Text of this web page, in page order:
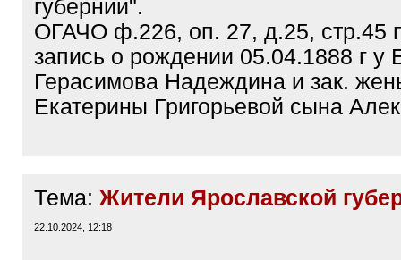
губернии".
ОГАЧО ф.226, оп. 27, д.25, стр.45
запись о рождении 05.04.1888 г
Герасимова Надеждина и зак.
Екатерины Григорьевой сына
Тема: Жители Ярославской
22.10.2024, 12:18